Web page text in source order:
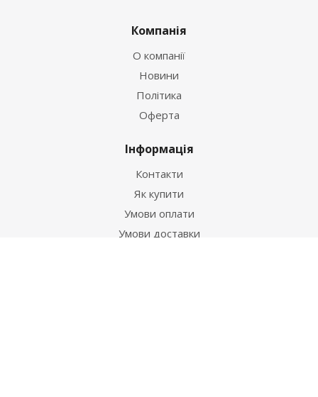
Компанія
О компанії
Новини
Політика
Оферта
Інформація
Контакти
Як купити
Умови оплати
Умови доставки